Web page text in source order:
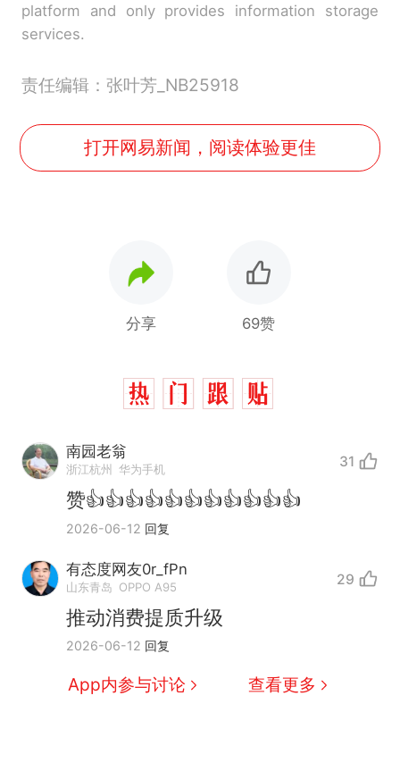
platform and only provides information storage
services.
责任编辑：张叶芳_NB25918
打开网易新闻，阅读体验更佳
分享 69赞
南园老翁
浙江杭州 华为手机 31
赞👍👍👍👍👍👍👍👍👍👍👍
2026-06-12 回复
有态度网友0r_fPn
山东青岛 OPPO A95 29
推动消费提质升级
2026-06-12 回复
App内参与讨论 查看更多